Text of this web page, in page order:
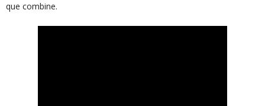
que combine.